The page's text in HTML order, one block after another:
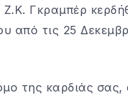
Γκραμπέρ
από τις 25
της καρδιάς σας,